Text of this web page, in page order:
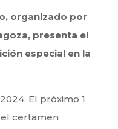
organizado por
presenta el
especial en la
El próximo 1
certamen